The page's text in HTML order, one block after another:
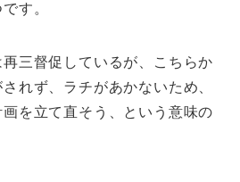
す。
再三督促しているが、こちらか
れず、ラチがあかないため、
を立て直そう、という意味の